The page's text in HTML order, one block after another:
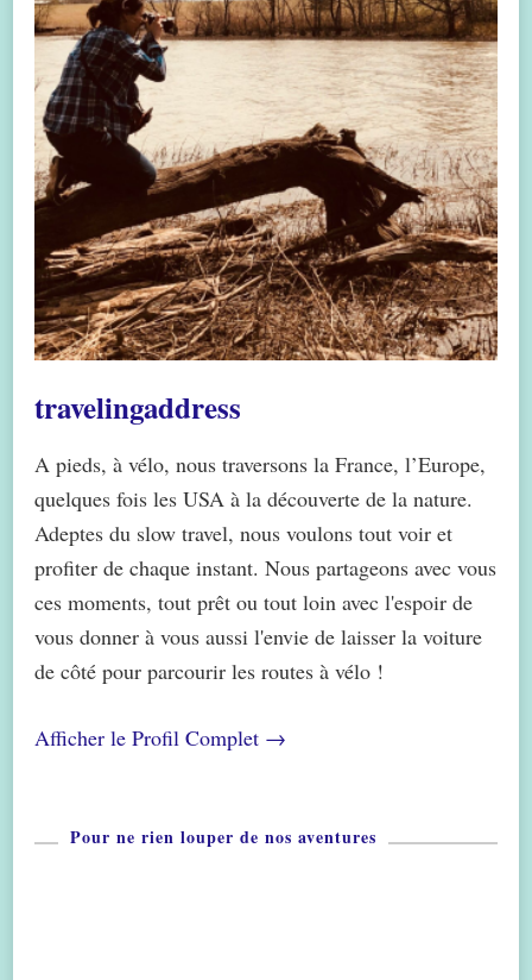
travelingaddress
A pieds, à vélo, nous traversons la France, l’Europe,
quelques fois les USA à la découverte de la nature.
Adeptes du slow travel, nous voulons tout voir et
profiter de chaque instant. Nous partageons avec vous
ces moments, tout prêt ou tout loin avec l'espoir de
vous donner à vous aussi l'envie de laisser la voiture
de côté pour parcourir les routes à vélo !
Afficher le Profil Complet →
Pour ne rien louper de nos aventures